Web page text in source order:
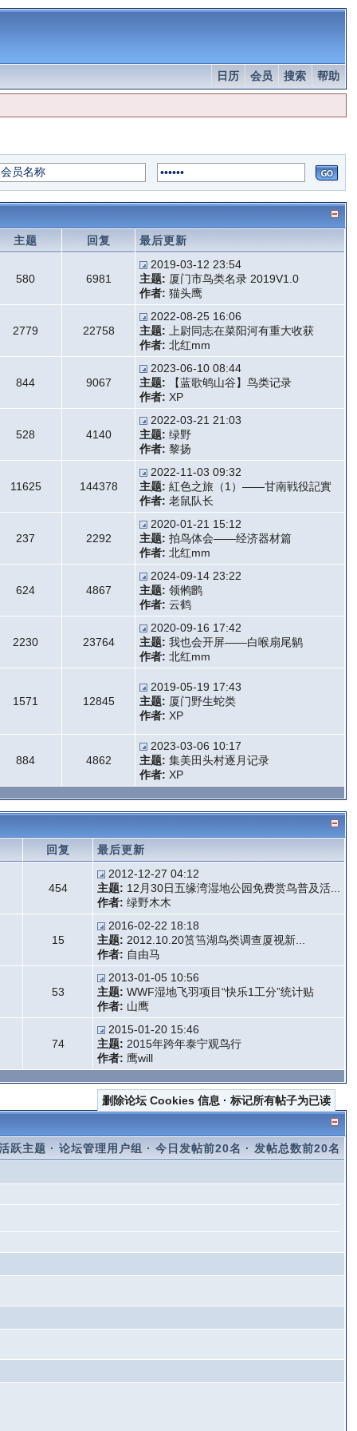
帮助
搜索
会员
日历
主题 回复 最后更新
580 6981
2019-03-12 23:54
主题: 厦门市鸟类名录 2019V1.0
作者: 猫头鹰
2779 22758
2022-08-25 16:06
主题:
上尉同志在菜阳河有重大收获
作者: 北红mm
844 9067
2023-06-10 08:44
主题:
【蓝歌鸲山谷】鸟类记录
作者: XP
528 4140
2022-03-21 21:03
主题: 绿野
作者: 黎扬
11625 144378
2022-11-03 09:32
主题: 紅色之旅（1）——甘南戦役記實
作者: 老鼠队长
237 2292
2020-01-21 15:12
主题: 拍鸟体会——经济器材篇
作者: 北红mm
624 4867
2024-09-14 23:22
主题: 领鸺鹠
作者: 云鹤
2230 23764
2020-09-16 17:42
主题: 我也会开屏——白喉扇尾鹟
作者: 北红mm
1571 12845
2019-05-19 17:43
主题: 厦门野生蛇类
作者: XP
884 4862
2023-03-06 10:17
主题: 集美田头村逐月记录
作者: XP
回复 最后更新
454
2012-12-27 04:12
主题: 12月30日五缘湾湿地公园免费赏鸟普及活...
作者: 绿野木木
15
2016-02-22 18:18
主题: 2012.10.20筼筜湖鸟类调查厦视新...
作者: 自由马
53
2013-01-05 10:56
主题: WWF湿地飞羽项目“快乐1工分”统计贴
作者: 山鹰
74
2015-01-20 15:46
主题: 2015年跨年泰宁观鸟行
作者: 鹰will
删除论坛 Cookies 信息 · 标记所有帖子为已读
跃主题 ·论坛管理用户组 ·今日发帖前20名 · 发帖总数前20名